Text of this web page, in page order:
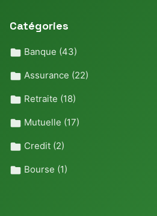
Catégories
Banque (43)
Assurance (22)
Retraite (18)
Mutuelle (17)
Credit (2)
Bourse (1)